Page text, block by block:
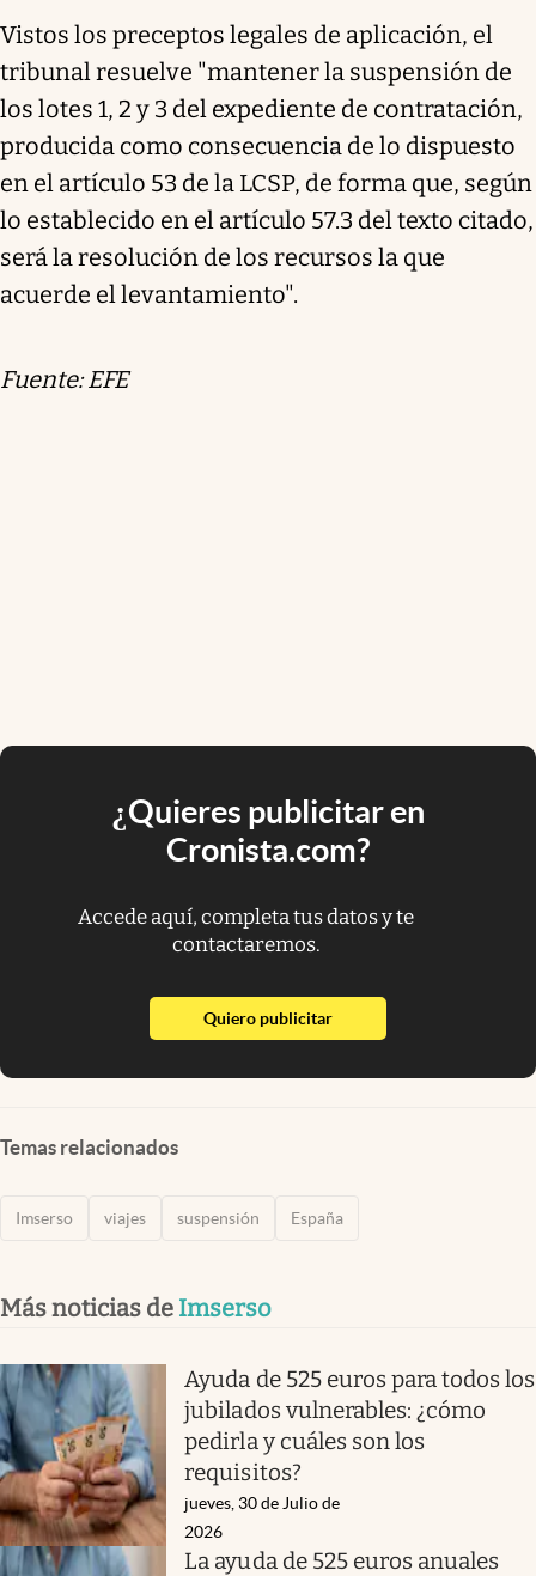
Vistos los preceptos legales de aplicación, el
tribunal resuelve "mantener la suspensión de
los lotes 1, 2 y 3 del expediente de contratación,
producida como consecuencia de lo dispuesto
en el artículo 53 de la LCSP, de forma que, según
lo establecido en el artículo 57.3 del texto citado,
será la resolución de los recursos la que
acuerde el levantamiento".
Fuente: EFE
¿Quieres publicitar en
Cronista.com?
Accede aquí, completa tus datos y te
contactaremos.
Quiero publicitarabre en nueva pestaña
Temas relacionados
Imserso viajes suspensión España
Más noticias de Imserso
Ayuda de 525 euros para todos los
jubilados vulnerables: ¿cómo
pedirla y cuáles son los
requisitos?
jueves, 30 de Julio de
2026
La ayuda de 525 euros anuales